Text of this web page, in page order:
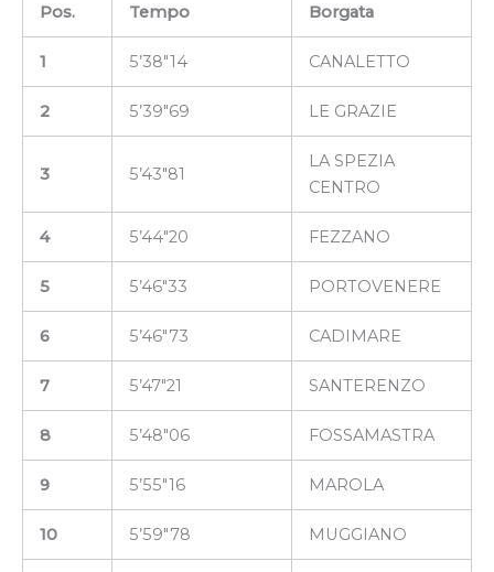
Pos. Tempo Borgata
1 5’38″14 CANALETTO
2 5’39″69 LE GRAZIE
3 5’43″81
LA SPEZIA
CENTRO
4 5’44″20 FEZZANO
5 5’46″33 PORTOVENERE
6 5’46″73 CADIMARE
7 5’47″21 SANTERENZO
8 5’48″06 FOSSAMASTRA
9 5’55″16 MAROLA
10 5’59″78 MUGGIANO